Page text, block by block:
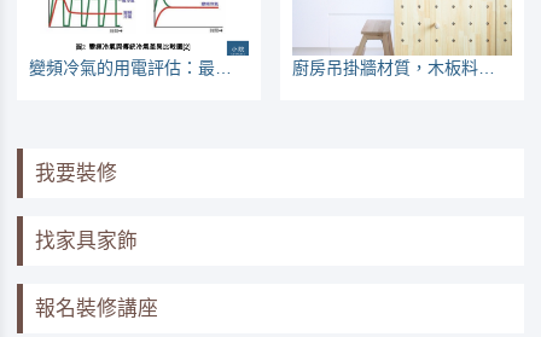
我要裝修
找家具家飾
報名裝修講座